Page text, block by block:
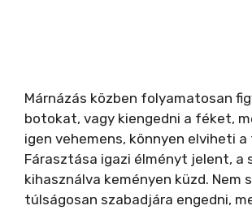
Márnázás közben folyamatosan
botokat, vagy kiengedni a féket,
igen vehemens, könnyen elviheti
Fárasztása igazi élményt jelent, a
kihasználva keményen küzd. Nem
túlságosan szabadjára engedni,